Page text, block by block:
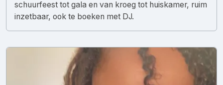
schuurfeest tot gala en van kroeg tot huiskamer, ruim
inzetbaar, ook te boeken met DJ.